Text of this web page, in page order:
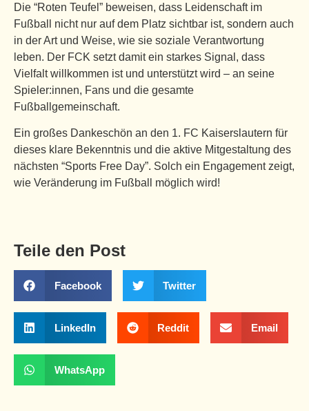
Die “Roten Teufel” beweisen, dass Leidenschaft im
Fußball nicht nur auf dem Platz sichtbar ist, sondern auch
in der Art und Weise, wie sie soziale Verantwortung
leben. Der FCK setzt damit ein starkes Signal, dass
Vielfalt willkommen ist und unterstützt wird – an seine
Spieler:innen, Fans und die gesamte
Fußballgemeinschaft.
Ein großes Dankeschön an den 1. FC Kaiserslautern für
dieses klare Bekenntnis und die aktive Mitgestaltung des
nächsten “Sports Free Day”. Solch ein Engagement zeigt,
wie Veränderung im Fußball möglich wird!
Teile den Post
Facebook Twitter
LinkedIn Reddit Email
WhatsApp